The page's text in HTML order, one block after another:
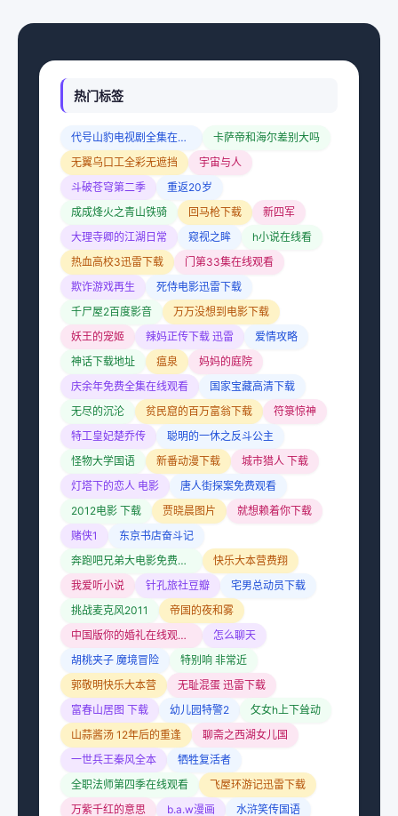
热门标签
代号山豹电视剧全集在线观看
卡萨帝和海尔差别大吗
无翼乌口工全彩无遮挡
宇宙与人
斗破苍穹第二季
重返20岁
成成烽火之青山铁骑
回马枪下载
新四军
大理寺卿的江湖日常
窥视之眸
h小说在线看
热血高校3迅雷下载
门第33集在线观看
欺诈游戏再生
死侍电影迅雷下载
千尸屋2百度影音
万万没想到电影下载
妖王的宠姬
辣妈正传下载 迅雷
爱情攻略
神话下载地址
瘟泉
妈妈的庭院
庆余年免费全集在线观看
国家宝藏高清下载
无尽的沉沦
贫民窟的百万富翁下载
符箓惊神
特工皇妃楚乔传
聪明的一休之反斗公主
怪物大学国语
新番动漫下载
城市猎人 下载
灯塔下的恋人 电影
唐人街探案免费观看
2012电影 下载
贾晓晨图片
就想赖着你下载
赌侠1
东京书店奋斗记
奔跑吧兄弟大电影免费完整版
快乐大本营费翔
我爱听小说
针孔旅社豆瓣
宅男总动员下载
挑战麦克风2011
帝国的夜和雾
中国版你的婚礼在线观看免费
怎么聊天
胡桃夹子 魔境冒险
特别响 非常近
郭敬明快乐大本营
无耻混蛋 迅雷下载
富春山居图 下载
幼儿园特警2
攵女h上下耸动
山蒜酱汤 12年后的重逢
聊斋之西湖女儿国
一世兵王秦风全本
牺牲复活者
全职法师第四季在线观看
飞屋环游记迅雷下载
万紫千红的意思
b.a.w漫画 水浒笑传国语